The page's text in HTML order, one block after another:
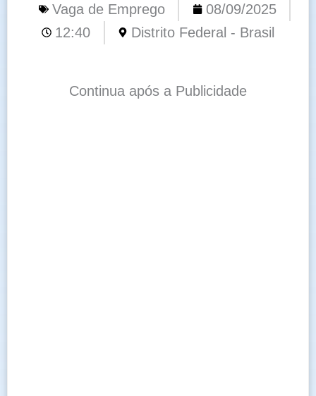
Vaga de Emprego
08/09/2025
12:40
Distrito Federal - Brasil
Continua após a Publicidade